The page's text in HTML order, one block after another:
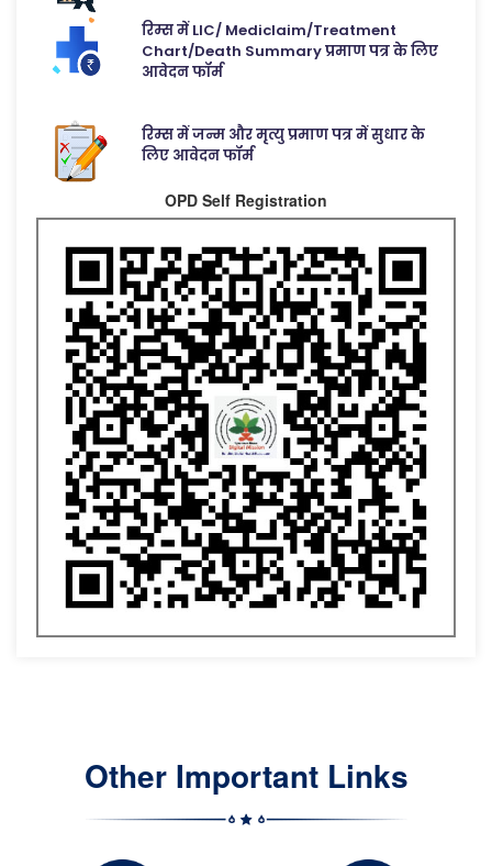
रिम्स में LIC/ Mediclaim/Treatment
Chart/Death Summary प्रमाण पत्र के लिए
आवेदन फॉर्म
रिम्स में जन्म और मृत्यु प्रमाण पत्र में सुधार के
लिए आवेदन फॉर्म
OPD Self Registration
Other Important Links